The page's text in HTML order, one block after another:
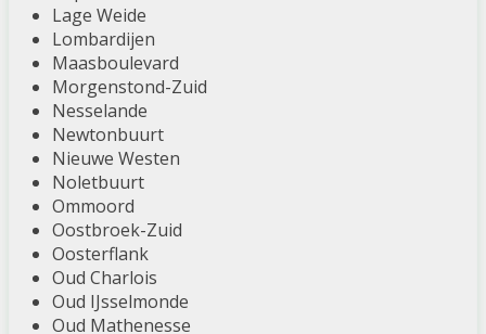
Lage Weide
Lombardijen
Maasboulevard
Morgenstond-Zuid
Nesselande
Newtonbuurt
Nieuwe Westen
Noletbuurt
Ommoord
Oostbroek-Zuid
Oosterflank
Oud Charlois
Oud IJsselmonde
Oud Mathenesse